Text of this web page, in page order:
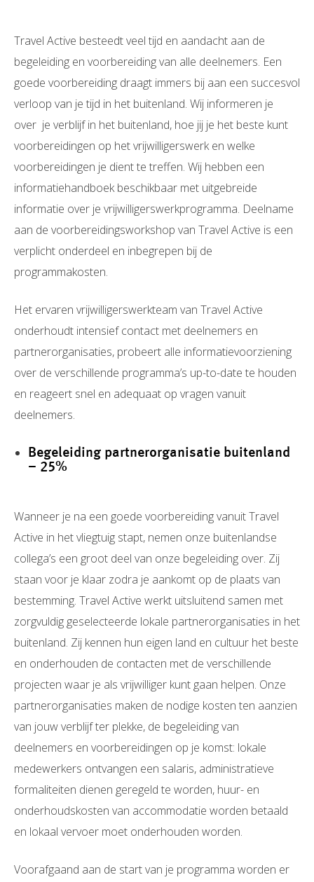
Travel Active besteedt veel tijd en aandacht aan de
begeleiding en voorbereiding van alle deelnemers. Een
goede voorbereiding draagt immers bij aan een succesvol
verloop van je tijd in het buitenland. Wij informeren je
over je verblijf in het buitenland, hoe jij je het beste kunt
voorbereidingen op het vrijwilligerswerk en welke
voorbereidingen je dient te treffen. Wij hebben een
informatiehandboek beschikbaar met uitgebreide
informatie over je vrijwilligerswerkprogramma. Deelname
aan de voorbereidingsworkshop van Travel Active is een
verplicht onderdeel en inbegrepen bij de
programmakosten.
Het ervaren vrijwilligerswerkteam van Travel Active
onderhoudt intensief contact met deelnemers en
partnerorganisaties, probeert alle informatievoorziening
over de verschillende programma’s up-to-date te houden
en reageert snel en adequaat op vragen vanuit
deelnemers.
Begeleiding partnerorganisatie buitenland
– 25%
Wanneer je na een goede voorbereiding vanuit Travel
Active in het vliegtuig stapt, nemen onze buitenlandse
collega’s een groot deel van onze begeleiding over. Zij
staan voor je klaar zodra je aankomt op de plaats van
bestemming. Travel Active werkt uitsluitend samen met
zorgvuldig geselecteerde lokale partnerorganisaties in het
buitenland. Zij kennen hun eigen land en cultuur het beste
en onderhouden de contacten met de verschillende
projecten waar je als vrijwilliger kunt gaan helpen. Onze
partnerorganisaties maken de nodige kosten ten aanzien
van jouw verblijf ter plekke, de begeleiding van
deelnemers en voorbereidingen op je komst: lokale
medewerkers ontvangen een salaris, administratieve
formaliteiten dienen geregeld te worden, huur- en
onderhoudskosten van accommodatie worden betaald
en lokaal vervoer moet onderhouden worden.
Voorafgaand aan de start van je programma worden er